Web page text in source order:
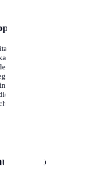
Lösungen. In fast
du dein Ticket
Vorteil, dass du
verlängern oder
Apps bereits in
Wahrscheinlichkeit
ist.